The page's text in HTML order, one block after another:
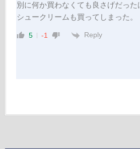
別に何か買わなくても良さげだった
シュークリームも買ってしまった。
5 -1 Reply